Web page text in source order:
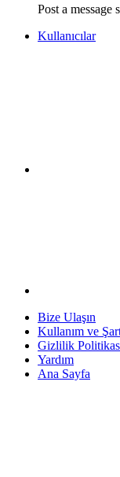
Post a message
Kullanıcılar
Bize Ulaşın
Kullanım ve
Gizlilik
Yardım
Ana Sayfa